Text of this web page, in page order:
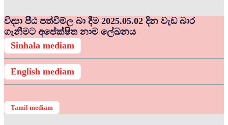
විද්‍යා පීඨ පත්වීම්ල බා දීම 2025.05.02 දින වැඩ බාර
ගැනීමට අපේක්ෂිත නාම ලේඛනය
Sinhala mediam
English mediam
Tamil mediam